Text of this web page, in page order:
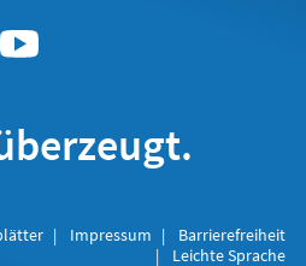
Impressum
Barrierefreiheit
Leichte Sprache